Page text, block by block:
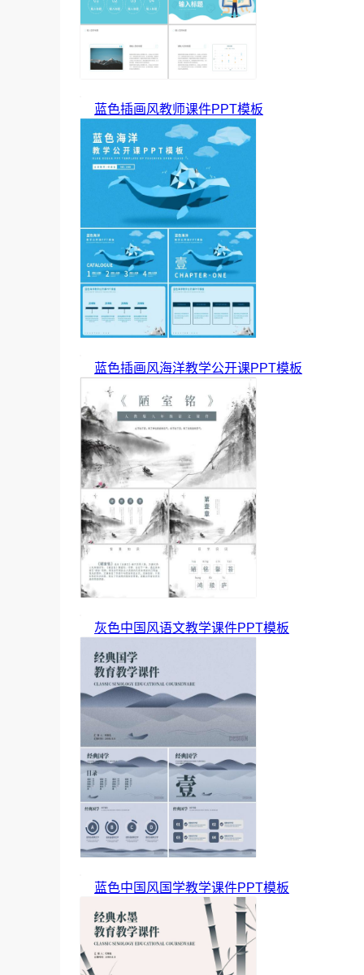
蓝色插画风教师课件PPT模板
蓝色插画风海洋教学公开课PPT模板
灰色中国风语文教学课件PPT模板
蓝色中国风国学教学课件PPT模板